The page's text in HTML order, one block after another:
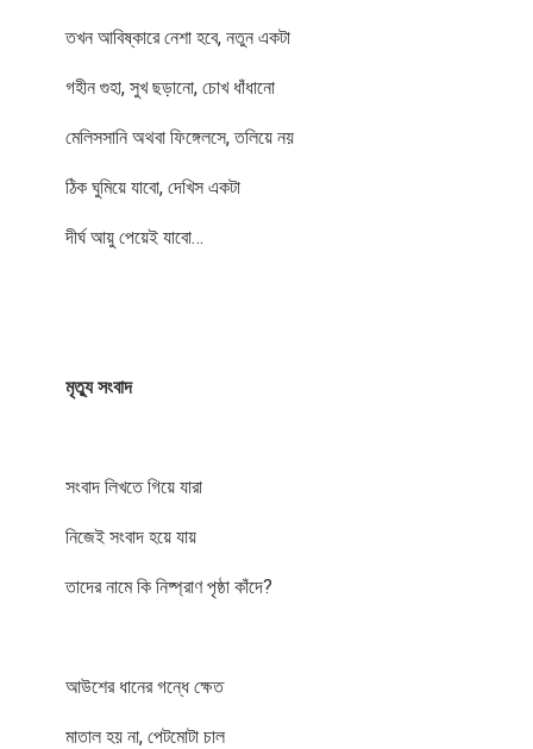
তখন আবিষ্কারে নেশা হবে, নতুন একটা
গহীন গুহা, সুখ ছড়ানো, চোখ ধাঁধানো
মেলিসসানি অথবা ফিঙ্গেলসে, তলিয়ে নয়
ঠিক ঘুমিয়ে যাবো, দেখিস একটা
দীর্ঘ আয়ু পেয়েই যাবো…
মৃত্যু সংবাদ
সংবাদ লিখতে গিয়ে যারা
নিজেই সংবাদ হয়ে যায়
তাদের নামে কি নিষ্প্রাণ পৃষ্ঠা কাঁদে?
আউশের ধানের গন্ধে ক্ষেত
মাতাল হয় না, পেটমোটা চাল